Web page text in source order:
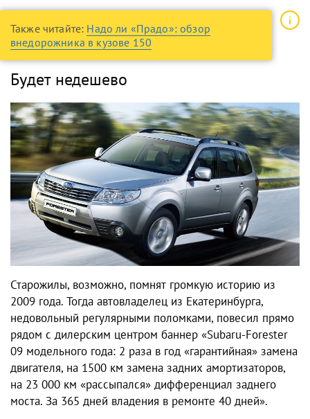
Также читайте: Надо ли «Прадо»: обзор
внедорожника в кузове 150
Будет недешево
Старожилы, возможно, помнят громкую историю из
2009 года. Тогда автовладелец из Екатеринбурга,
недовольный регулярными поломками, повесил прямо
рядом с дилерским центром баннер «Subaru-Forester
09 модельного года: 2 раза в год «гарантийная» замена
двигателя, на 1500 км замена задних амортизаторов,
на 23 000 км «рассыпался» дифференциал заднего
моста. За 365 дней владения в ремонте 40 дней».